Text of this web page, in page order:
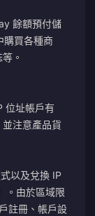
餘額預付儲
購買各種商
。
位址帳戶有
注意產品貨
以及兌換 IP
。由於區域限
註冊、帳戶設